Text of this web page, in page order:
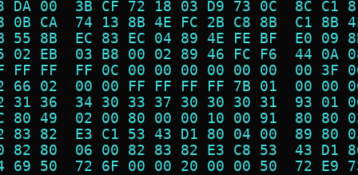
DA 00  3B CF 72 18 03 D9 73 0C  8C
0B CA  74 13 8B 4E FC 2B C8 8B  C1
55 8B  EC 83 EC 04 89 4E FE BF  E0
02 EB  03 B8 00 02 89 46 FC F6  44
FF FF  FF 0C 00 00 00 00 00 00  00
66 02  00 00 FF FF FF FF 7B 01  00
31 36  34 30 33 37 30 30 30 31  93
80 49  02 00 80 00 00 10 00 91  80
83 82  E3 C1 53 43 D1 80 04 00  89
82 80  06 00 82 83 82 E3 C8 53  43
69 50  72 6F 00 00 20 00 00 50  72